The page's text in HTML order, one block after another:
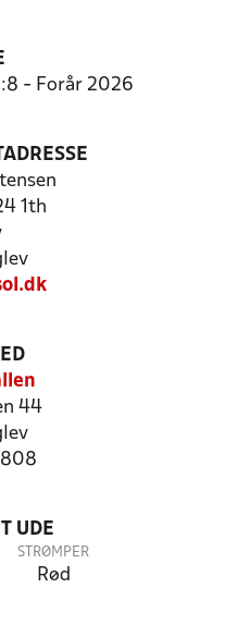
- Forår 2026
1th
44
UDE
STRØMPER
Rød